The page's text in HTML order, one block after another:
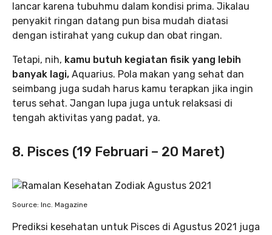
lancar karena tubuhmu dalam kondisi prima. Jikalau
penyakit ringan datang pun bisa mudah diatasi
dengan istirahat yang cukup dan obat ringan.
Tetapi, nih, kamu butuh kegiatan fisik yang lebih
banyak lagi, Aquarius. Pola makan yang sehat dan
seimbang juga sudah harus kamu terapkan jika ingin
terus sehat. Jangan lupa juga untuk relaksasi di
tengah aktivitas yang padat, ya.
8. Pisces (19 Februari – 20 Maret)
Source: Inc. Magazine
Prediksi kesehatan untuk Pisces di Agustus 2021 juga